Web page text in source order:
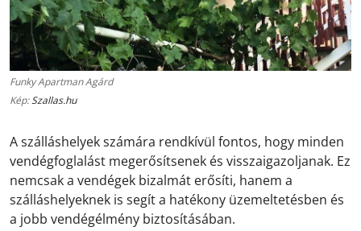
Funky Apartman Agárd
Kép:Szallas.hu
A szálláshelyek számára rendkívül fontos, hogy minden
vendégfoglalást megerősítsenek és visszaigazoljanak. Ez
nemcsak a vendégek bizalmát erősíti, hanem a
szálláshelyeknek is segít a hatékony üzemeltetésben és
a jobb vendégélmény biztosításában.